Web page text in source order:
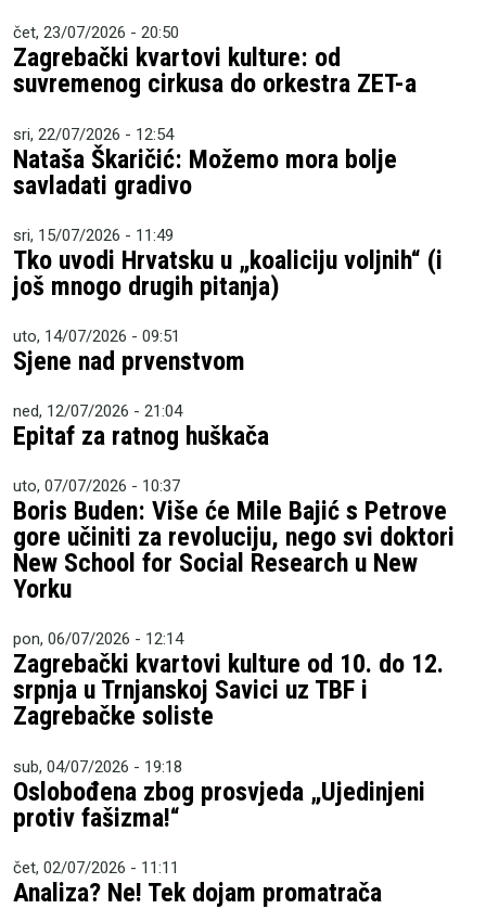
čet, 23/07/2026 - 20:50
Zagrebački kvartovi kulture: od
suvremenog cirkusa do orkestra ZET-a
sri, 22/07/2026 - 12:54
Nataša Škaričić: Možemo mora bolje
savladati gradivo
sri, 15/07/2026 - 11:49
Tko uvodi Hrvatsku u „koaliciju voljnih“ (i
još mnogo drugih pitanja)
uto, 14/07/2026 - 09:51
Sjene nad prvenstvom
ned, 12/07/2026 - 21:04
Epitaf za ratnog huškača
uto, 07/07/2026 - 10:37
Boris Buden: Više će Mile Bajić s Petrove
gore učiniti za revoluciju, nego svi doktori
New School for Social Research u New
Yorku
pon, 06/07/2026 - 12:14
Zagrebački kvartovi kulture od 10. do 12.
srpnja u Trnjanskoj Savici uz TBF i
Zagrebačke soliste
sub, 04/07/2026 - 19:18
Oslobođena zbog prosvjeda „Ujedinjeni
protiv fašizma!“
čet, 02/07/2026 - 11:11
Analiza? Ne! Tek dojam promatrača